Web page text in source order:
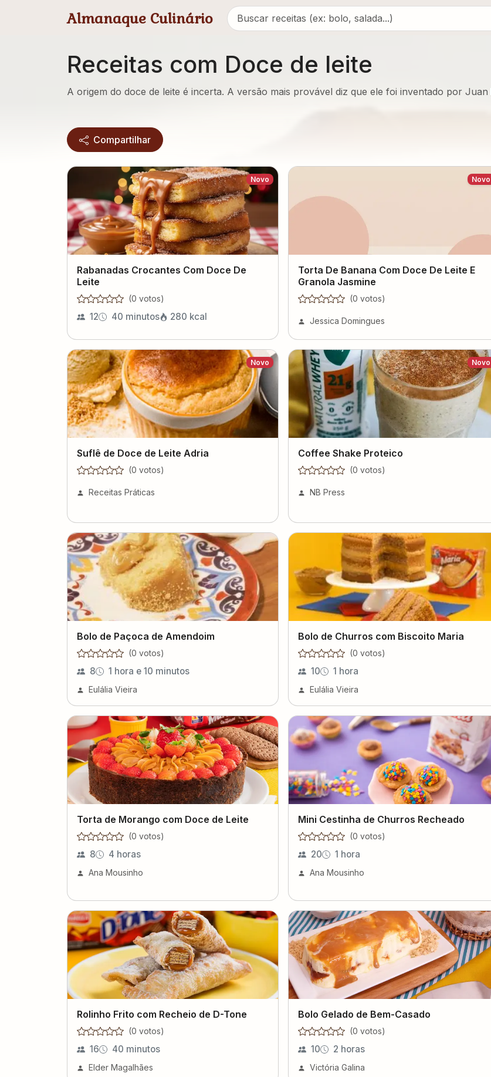
Almanaque Culinário
Receitas com Doce de leite
A origem do doce de leite é incerta. A versão mais provável diz que ele foi inventado por Juan
Compartilhar
Novo
Rabanadas Crocantes Com Doce De
Leite
(0 votos)
12 40 minutos 280 kcal
Novo
Torta De Banana Com Doce De Leite E
Granola Jasmine
(0 votos)
Jessica Domingues
Novo
Suflê de Doce de Leite Adria
(0 votos)
Receitas Práticas
Novo
Coffee Shake Proteico
(0 votos)
NB Press
Bolo de Paçoca de Amendoim
(0 votos)
8 1 hora e 10 minutos
Eulália Vieira
Bolo de Churros com Biscoito Maria
(0 votos)
10 1 hora
Eulália Vieira
Torta de Morango com Doce de Leite
(0 votos)
8 4 horas
Ana Mousinho
Mini Cestinha de Churros Recheado
(0 votos)
20 1 hora
Ana Mousinho
Rolinho Frito com Recheio de D-Tone
(0 votos)
16 40 minutos
Elder Magalhães
Bolo Gelado de Bem-Casado
(0 votos)
10 2 horas
Victória Galina